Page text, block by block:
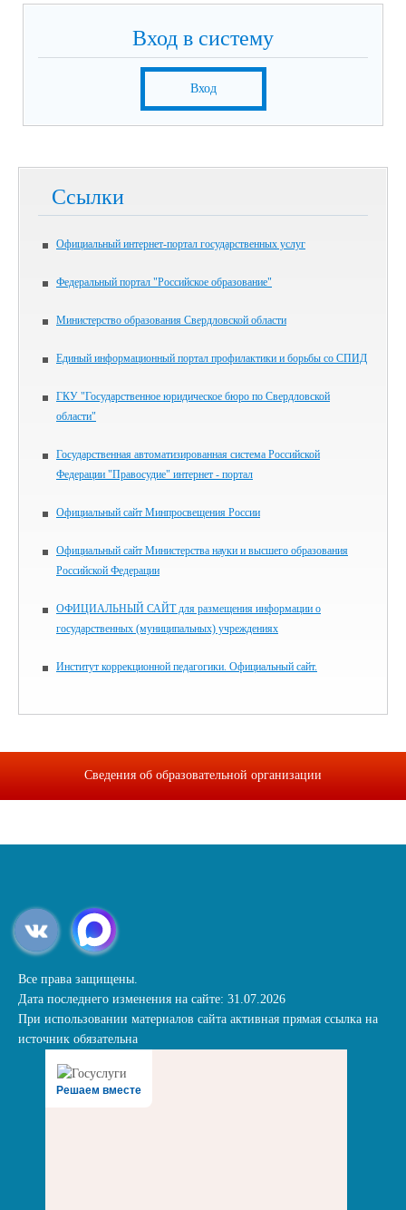
Вход в систему
Вход
Ссылки
Официальный интернет-портал государственных услуг
Федеральный портал "Российское образование"
Министерство образования Свердловской области
Единый информационный портал профилактики и борьбы со СПИД
ГКУ "Государственное юридическое бюро по Свердловской
области"
Государственная автоматизированная система Российской
Федерации "Правосудие" интернет - портал
Официальный сайт Минпросвещения России
Официальный сайт Министерства науки и высшего образования
Российской Федерации
ОФИЦИАЛЬНЫЙ САЙТ для размещения информации о
государственных (муниципальных) учреждениях
Институт коррекционной педагогики. Официальный сайт.
Сведения об образовательной организации
Все права защищены.
Дата последнего изменения на сайте: 31.07.2026
При использовании материалов сайта активная прямая ссылка на
источник обязательна
Решаем вместе